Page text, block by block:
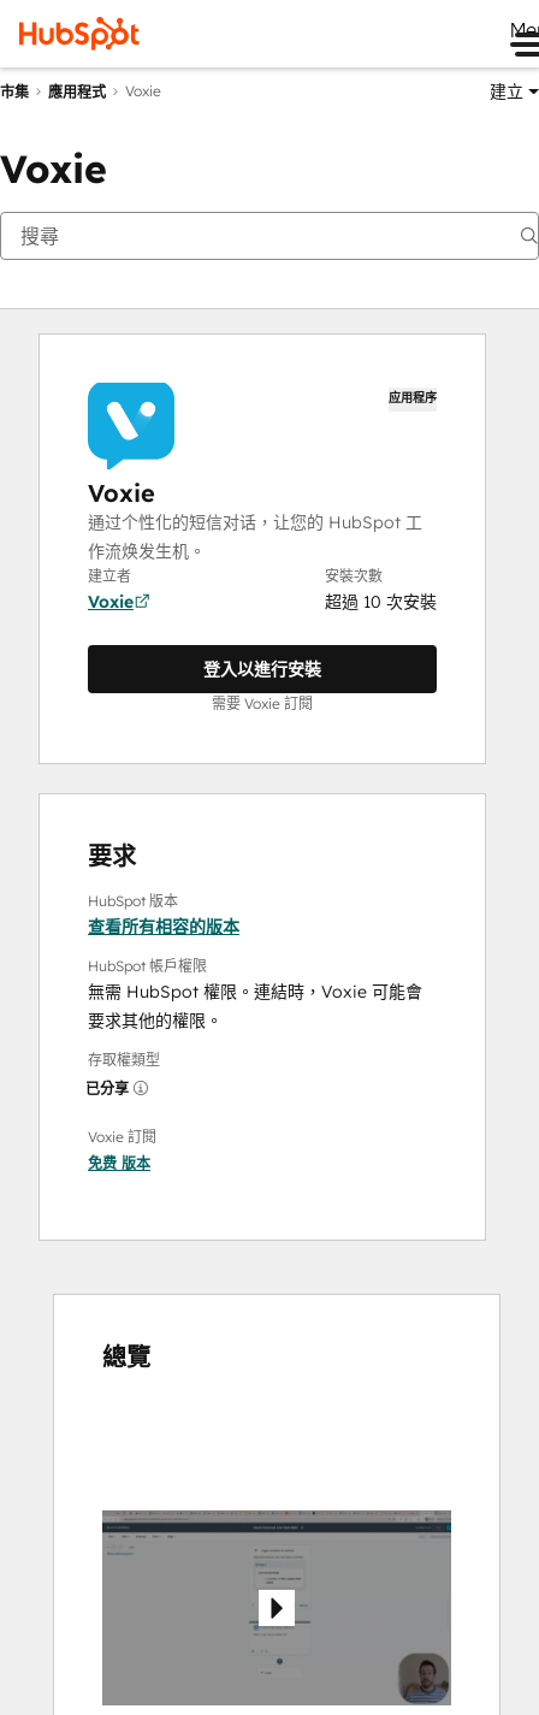
市集 應用程式 Voxie 建立
Voxie
应用程序
Voxie
通过个性化的短信对话，让您的 HubSpot 工
作流焕发生机。
建立者
Voxie
安裝次數
超過 10 次安裝
登入以進行安裝
需要 Voxie 訂閱
要求
HubSpot 版本
查看所有相容的版本
HubSpot 帳戶權限
無需 HubSpot 權限。連結時，Voxie 可能會
要求其他的權限。
存取權類型
已分享
Voxie 訂閱
免费 版本
總覽
鍵
查